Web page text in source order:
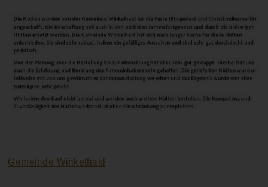
Gemeinde Winkelhaid